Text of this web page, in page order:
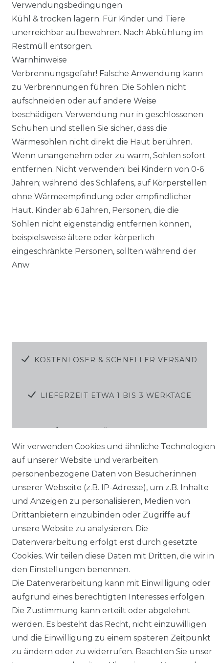
Verwendungsbedingungen
Kühl & trocken lagern. Für Kinder und Tiere
unerreichbar aufbewahren. Nach Abkühlung im
Restmüll entsorgen.
Warnhinweise
Verbrennungsgefahr! Falsche Anwendung kann
zu Verbrennungen führen. Die Sohlen nicht
aufschneiden oder auf andere Weise
beschädigen. Verwendung nur in geschlossenen
Schuhen und stellen Sie sicher, dass die
Wärmesohlen nicht direkt die Haut berühren.
Wenn unangenehm oder zu warm, Sohlen sofort
entfernen. Nicht verwenden: bei Kindern von 0-6
Jahren; während des Schlafens, auf Körperstellen
ohne Wärmeempfindung oder empfindlicher
Haut. Kinder ab 6 Jahren, Personen, die die
Sohlen nicht eigenständig entfernen können,
beispielsweise ältere oder körperlich
eingeschränkte Personen, sollten während der
Anw
KOSTENLOSER & SCHNELLER VERSAND
LIEFERZEIT ETWA 1 BIS 3 WERKTAGE
14 TAGE RÜCKGABERECHT
Laro-Shop.de
06233-7705680
info@laro-shop.de
Montag - Freitag, 09:00 - 17:00
Widerrufs­recht Impressum
Wir verwenden Cookies und ähnliche Technologien
auf unserer Website und verarbeiten
personenbezogene Daten von Besucher:innen
unserer Webseite (z.B. IP-Adresse), um z.B. Inhalte
und Anzeigen zu personalisieren, Medien von
Drittanbietern einzubinden oder Zugriffe auf
unsere Website zu analysieren. Die
Datenverarbeitung erfolgt erst durch gesetzte
Cookies. Wir teilen diese Daten mit Dritten, die wir in
den Einstellungen benennen.
Die Datenverarbeitung kann mit Einwilligung oder
aufgrund eines berechtigten Interesses erfolgen.
Die Zustimmung kann erteilt oder abgelehnt
werden. Es besteht das Recht, nicht einzuwilligen
und die Einwilligung zu einem späteren Zeitpunkt
zu ändern oder zu widerrufen. Beachten Sie unser